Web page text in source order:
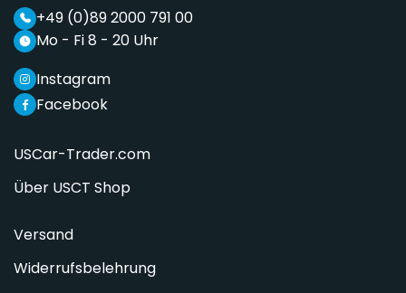
+49 (0)89 2000 791 00
Mo - Fi 8 - 20 Uhr
Facebook
Instagram
USCar-Trader.com
Über USCT Shop
Versand
Widerrufsbelehrung